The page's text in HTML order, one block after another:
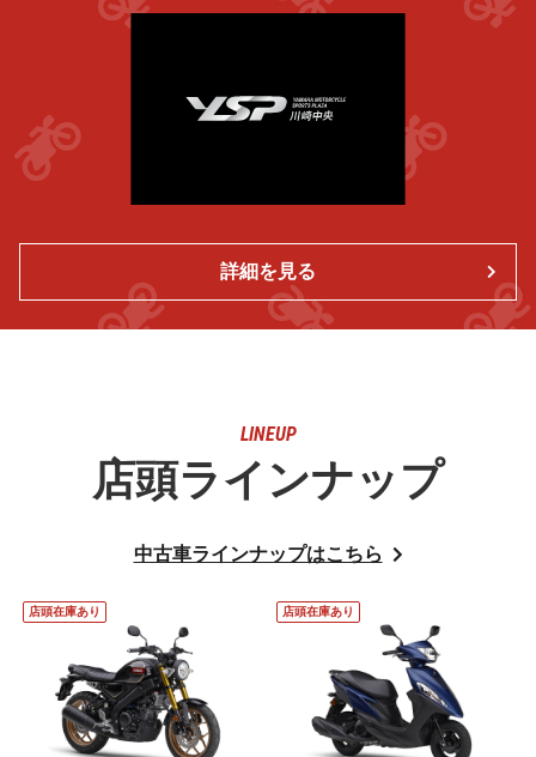
詳細を見る
LINEUP
店頭ラインナップ
中古車ラインナップはこちら
店頭在庫あり 店頭在庫あり